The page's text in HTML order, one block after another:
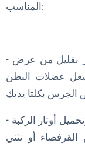
المناسب:
- قف مع المباعدة بين القدمين بمسافة أكبر بقليل من عرض
اشغل عضلات البطن
- ابدأ التأرجح من خلال دفع الوركين للخلف وتحميل أوتار الركبة
أو تثني